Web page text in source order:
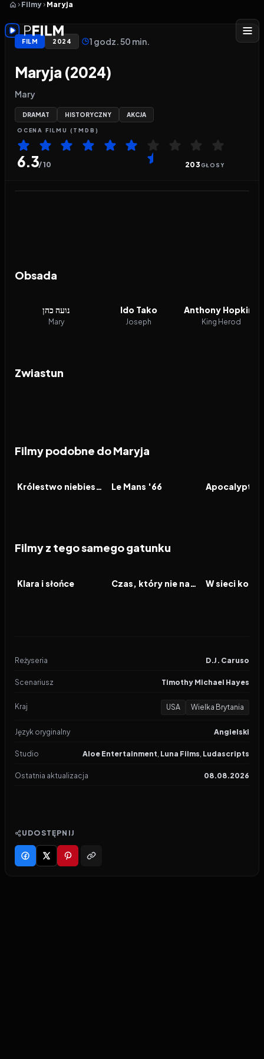
Filmy Maryja
FILM 2024 1 godz. 50 min.
Maryja (2024)
Mary
DRAMAT HISTORYCZNY AKCJA
OCENA FILMU (TMDB)
6.3/ 10 203GŁOSY
Obsada
נועה כהן
Mary
Ido Tako
Joseph
Anthony Hopkins
King Herod
Zwiastun
Filmy podobne do Maryja
FILM Królestwo niebieskie FILM
Le Mans '66 FILM
Apocalypto
Filmy z tego samego gatunku
FILM
Klara i słońce FILM Czas, który nie nadszedł FILM
Reżyseria D.J. Caruso
Scenariusz Timothy Michael Hayes
Kraj USA Wielka Brytania
Język oryginalny Angielski
Studio Aloe Entertainment, Luna Films, Ludascripts
Ostatnia aktualizacja 08.08.2026
UDOSTĘPNIJ